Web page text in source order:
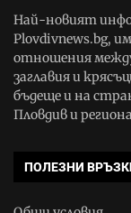
Най-новият
Plovdivnews.bg,
отношения
заглавия и
бъдеще и на
Пловдив и
ПОЛЕЗНИ